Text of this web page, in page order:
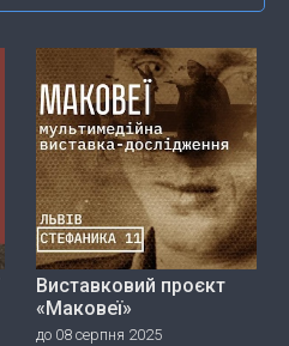
Виставковий проєкт
«Маковеї»
до 08 серпня 2025